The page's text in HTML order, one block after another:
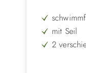
mit Seil
2